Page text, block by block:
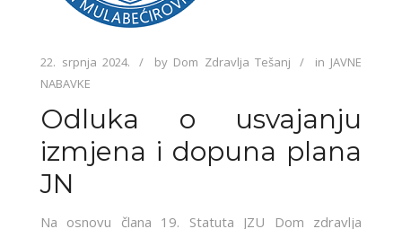
22. srpnja 2024. by Dom Zdravlja Tešanj in JAVNE
NABAVKE
Odluka o usvajanju
izmjena i dopuna plana
JN
Na osnovu člana 19. Statuta JZU Dom zdravlja